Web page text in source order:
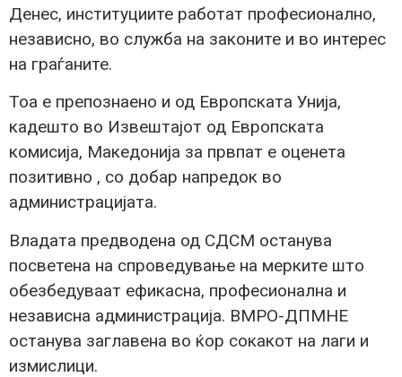
Денес, институциите работат професионално,
независно, во служба на законите и во интерес
на граѓаните.
Тоа е препознаено и од Европската Унија,
кадешто во Извештајот од Европската
комисија, Македонија за првпат е оценета
позитивно , со добар напредок во
администрацијата.
Владата предводена од СДСМ останува
посветена на спроведување на мерките што
обезбедуваат ефикасна, професионална и
независна администрација. ВМРО-ДПМНЕ
останува заглавена во ќор сокакот на лаги и
измислици.